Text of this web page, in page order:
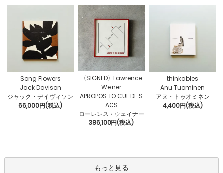
Song Flowers
Jack Davison
ジャック・デイヴィソン
66,000円(税込)
〈SIGNED〉Lawrence
Weiner
APROPOS TO CUL DE S
ACS
ローレンス・ウェイナー
386,100円(税込)
thinkables
Anu Tuominen
アヌ・トゥオミネン
4,400円(税込)
もっと見る